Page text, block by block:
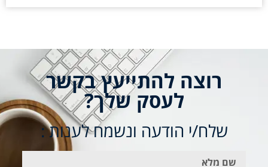
רוצה להתייעץ בקשר
לעסק שלך?
שלח/י הודעה ונשמח לענות :